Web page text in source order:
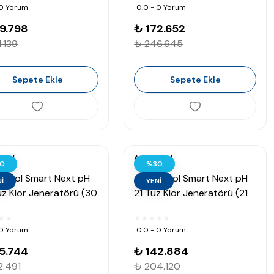
Yorum
Sepete Ekle
0.0 - 0 Yorum
₺ 172.652
₺ 246.645
Sepete Ekle
Smart Next pH
Klor Jeneratörü (30
Yorum
%30
YENİ
Astralpool
AstralPool Smart Next pH
21 Tuz Klor Jeneratörü (21
0.0 - 0 Yorum
₺ 142.884
₺ 204.120